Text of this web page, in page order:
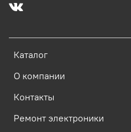
Каталог
О компании
Контакты
Ремонт электроники